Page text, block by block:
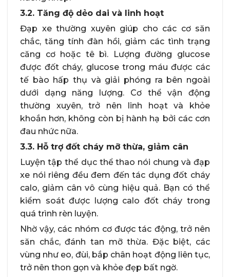
3.2. Tăng độ dẻo dai và linh hoạt
Đạp xe thường xuyên giúp cho các cơ săn
chắc, tăng tính đàn hồi, giảm các tình trạng
căng cơ hoặc tê bì. Lượng đường glucose
được đốt cháy, glucose trong máu được các
tế bào hấp thụ và giải phóng ra bên ngoài
dưới dạng năng lượng. Cơ thể vận động
thường xuyên, trở nên linh hoạt và khỏe
khoắn hơn, không còn bị hành hạ bởi các cơn
đau nhức nữa.
3.3. Hỗ trợ đốt cháy mỡ thừa, giảm cân
Luyện tập thể dục thể thao nói chung và đạp
xe nói riêng đều đem đến tác dụng đốt cháy
calo, giảm cân vô cùng hiệu quả. Bạn có thể
kiểm soát được lượng calo đốt cháy trong
quá trình rèn luyện.
Nhờ vậy, các nhóm cơ được tác động, trở nên
săn chắc, đánh tan mỡ thừa. Đặc biệt, các
vùng như eo, đùi, bắp chân hoạt động liên tục,
trở nên thon gọn và khỏe đẹp bất ngờ.